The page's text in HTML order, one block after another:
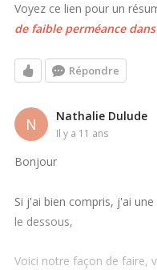
Voyez ce lien pour un
de faible perméance
Répondre
N Nathalie Dulude
il y a 11 ans
Bonjour
Si j'ai bien compris, j'ai
le dessous,
Voici notre façon de faire,